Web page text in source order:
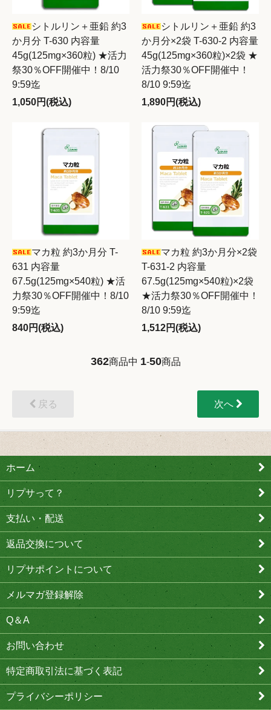
シトルリン＋亜鉛 約3
か月分 T-630 内容量
45g(125mg×360粒) ★活力
祭30％OFF開催中！8/10
9:59迄
1,050円(税込)
シトルリン＋亜鉛 約3
か月分×2袋 T-630-2 内容量
45g(125mg×360粒)×2袋 ★
活力祭30％OFF開催中！
8/10 9:59迄
1,890円(税込)
マカ粒 約3か月分 T-
631 内容量
67.5g(125mg×540粒) ★活
力祭30％OFF開催中！8/10
9:59迄
840円(税込)
マカ粒 約3か月分×2袋
T-631-2 内容量
67.5g(125mg×540粒)×2袋
★活力祭30％OFF開催中！
8/10 9:59迄
1,512円(税込)
362商品中 1-50商品
戻る 次へ
ホーム
リプサって？
支払い・配送
返品交換について
リプサポイントについて
メルマガ登録解除
Q＆A
お問い合わせ
特定商取引法に基づく表記
プライバシーポリシー